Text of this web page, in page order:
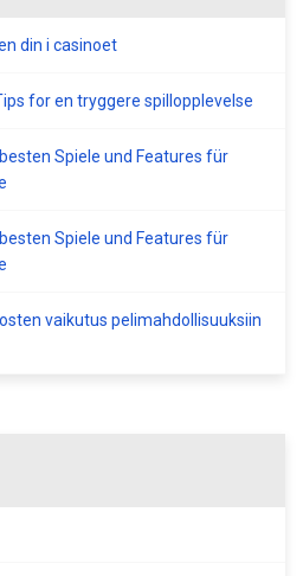
din i casinoet
for en tryggere spillopplevelse
Spiele und Features für
Spiele und Features für
vaikutus pelimahdollisuuksiin